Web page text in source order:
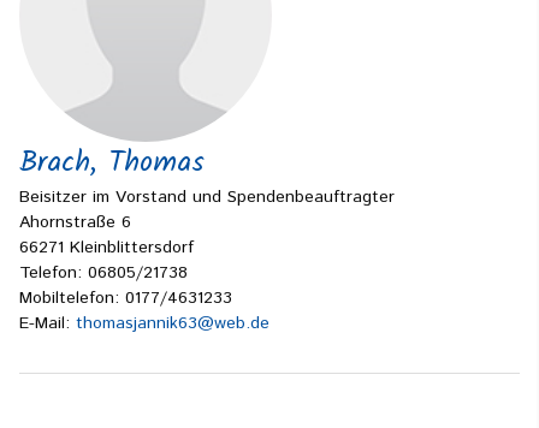
Brach, Thomas
Beisitzer im Vorstand und Spendenbeauftragter
Ahornstraße 6
66271 Kleinblittersdorf
Telefon: 06805/21738
Mobiltelefon: 0177/4631233
E-Mail: thomasjannik63@web.de